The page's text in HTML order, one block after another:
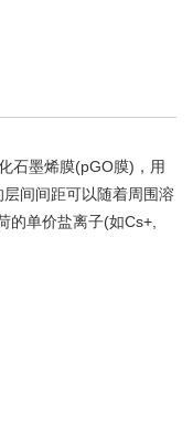
石墨烯膜(pGO膜)，用
间间距可以随着周围溶
的单价盐离子(如Cs+,